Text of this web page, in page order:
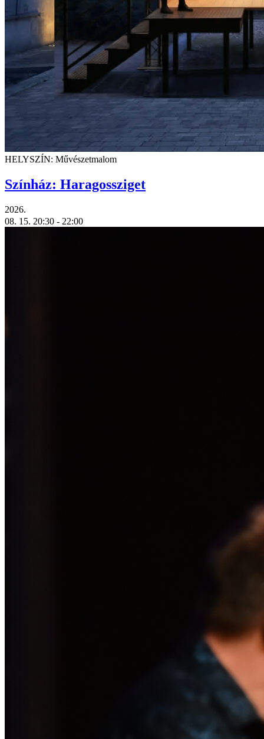
HELYSZÍN: Művészetmalom
Színház: Haragossziget
2026.
08. 15. 20:30 - 22:00